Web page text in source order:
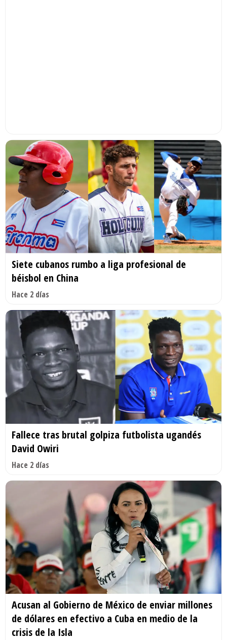
Siete cubanos rumbo a liga profesional de
béisbol en China
Hace 2 días
Fallece tras brutal golpiza futbolista ugandés
David Owiri
Hace 2 días
Acusan al Gobierno de México de enviar millones
de dólares en efectivo a Cuba en medio de la
crisis de la Isla